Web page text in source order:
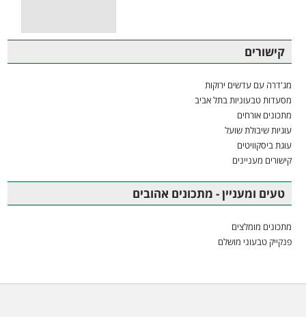
קישורים
מג'דרה עם עדשים ירוקות
מסעדות טבעוניות בתל אביב
מתכונים אורחים
עוגיות שיבולת שועל
עוגת ביסקוויטים
קישורים מעניינים
טעים ומעניין - מתכונים אהובים
מתכונים מומלצים
פנקייק טבעוני מושלם